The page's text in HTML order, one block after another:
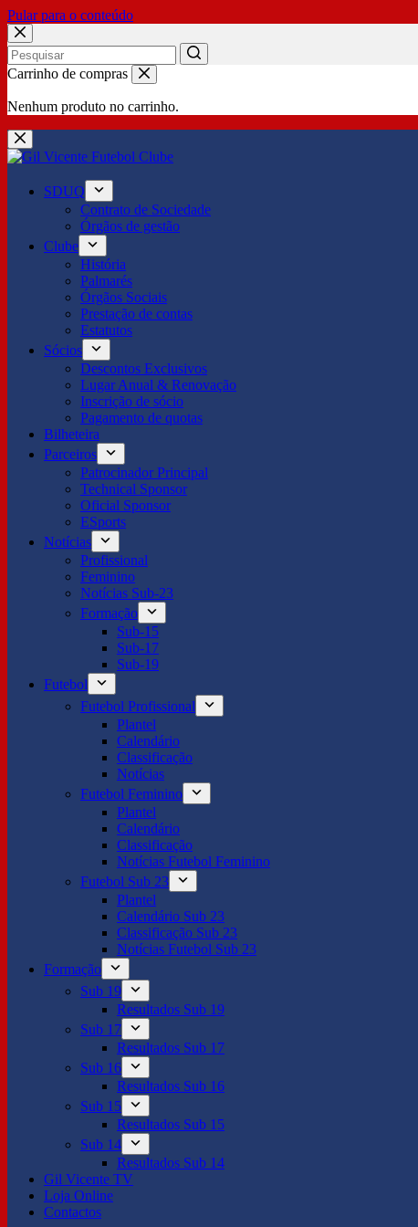
Pular para o conteúdo
No
Carrinho de compras
Nenhum produto no carrinho.
SDUQ
Contrato de Sociedade
Órgãos de gestão
Clube
História
Palmarés
Órgãos Sociais
Prestação de contas
Estatutos
Sócios
Descontos Exclusivos
Lugar Anual & Renovação
Inscrição de sócio
Pagamento de quotas
Bilheteira
Parceiros
Patrocinador Principal
Technical Sponsor
Oficial Sponsor
ESports
Notícias
Profissional
Feminino
Notícias Sub-23
Formação
Sub-15
Sub-17
Sub-19
Futebol
Futebol Profissional
Plantel
Calendário
Classificação
Notícias
Futebol Feminino
Plantel
Calendário
Classificação
Notícias Futebol Feminino
Futebol Sub 23
Plantel
Calendário Sub 23
Classificação Sub 23
Notícias Futebol Sub 23
Formação
Sub 19
Resultados Sub 19
Sub 17
Resultados Sub 17
Sub 16
Resultados Sub 16
Sub 15
Resultados Sub 15
Sub 14
Resultados Sub 14
Gil Vicente TV
Loja Online
Contactos